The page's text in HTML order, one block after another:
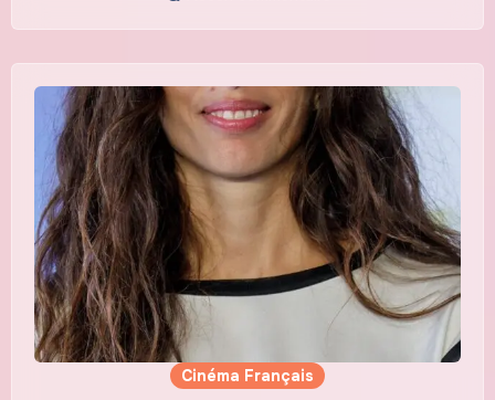
Cinéma Français